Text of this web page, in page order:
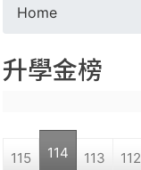
o
Home
升學金榜
115 114 113 112